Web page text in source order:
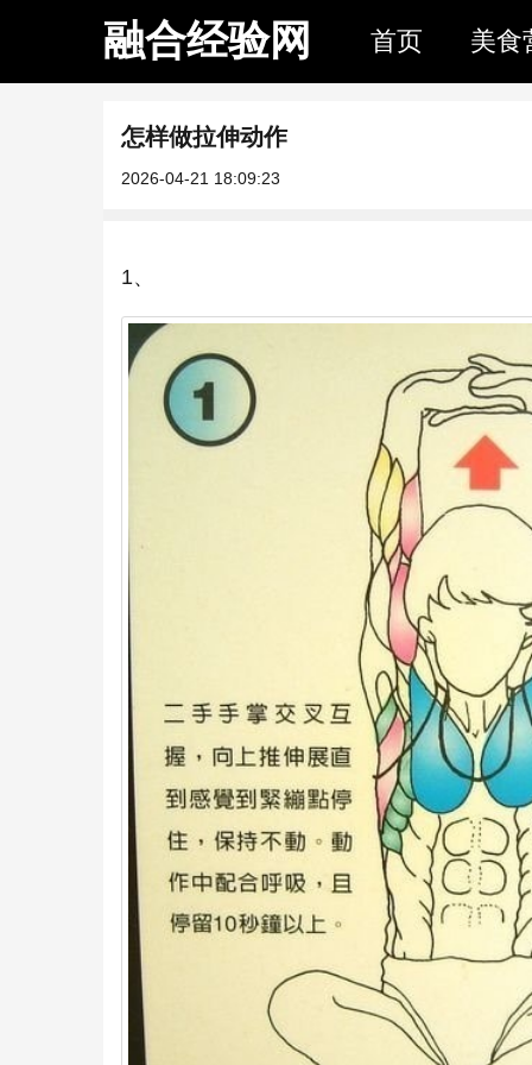
融合经验网 首页 美食
怎样做拉伸动作
2026-04-21 18:09:23
1、